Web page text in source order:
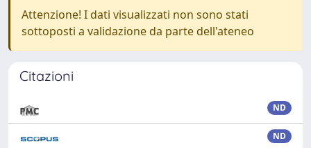
Attenzione! I dati visualizzati non sono stati
sottoposti a validazione da parte dell'ateneo
Citazioni
ND
ND